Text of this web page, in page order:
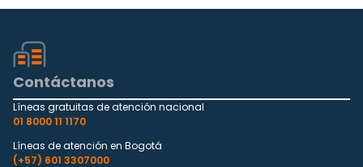
Contáctanos
Líneas gratuitas de atención nacional
01 8000 11 1170
Líneas de atención en Bogotá
(+57) 601 3307000